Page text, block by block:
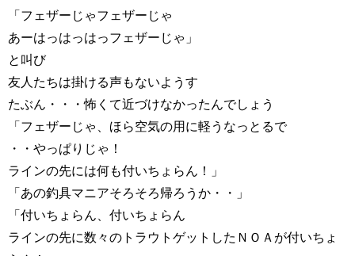
「フェザーじゃフェザーじゃ
あーはっはっはっフェザーじゃ」
と叫び
友人たちは掛ける声もないようす
たぶん・・・怖くて近づけなかったんでしょう
「フェザーじゃ、ほら空気の用に軽うなっとるで
・・やっぱりじゃ！
ラインの先には何も付いちょらん！」
「あの釣具マニアそろそろ帰ろうか・・」
「付いちょらん、付いちょらん
ラインの先に数々のトラウトゲットしたＮＯＡが付いちょ